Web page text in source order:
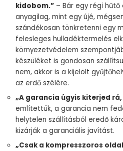
kidobom.” – Bár egy régi
anyagilag, mint egy újé,
szándékosan tönkretenni egy
felesleges hulladéktermelés
környezetvédelem
készüléket is gondosan
nem, akkor is a kijelölt
az erdő szélére.
„A garancia úgyis kiterjed
említettük, a garancia nem
helytelen szállításból eredő
kizárják a garanciális javítást.
„Csak a kompresszoros